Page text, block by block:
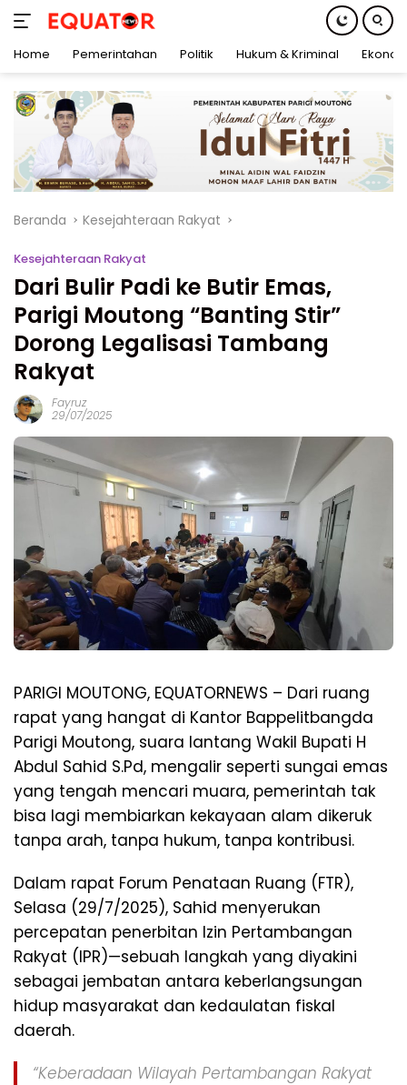
konten
Home Pemerintahan Politik Hukum & Kriminal
Beranda Kesejahteraan Rakyat
Kesejahteraan Rakyat
Dari Bulir Padi ke Butir Emas,
Parigi Moutong “Banting Stir”
Dorong Legalisasi Tambang
Rakyat
Fayruz
29/07/2025
PARIGI MOUTONG, EQUATORNEWS – Dari ruang
rapat yang hangat di Kantor Bappelitbangda
Parigi Moutong, suara lantang Wakil Bupati H
Abdul Sahid S.Pd, mengalir seperti sungai emas
yang tengah mencari muara, pemerintah tak
bisa lagi membiarkan kekayaan alam dikeruk
tanpa arah, tanpa hukum, tanpa kontribusi.
Dalam rapat Forum Penataan Ruang (FTR),
Selasa (29/7/2025), Sahid menyerukan
percepatan penerbitan Izin Pertambangan
Rakyat (IPR)—sebuah langkah yang diyakini
sebagai jembatan antara keberlangsungan
hidup masyarakat dan kedaulatan fiskal
daerah.
“Keberadaan Wilayah Pertambangan Rakyat